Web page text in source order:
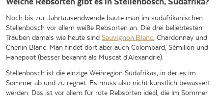
Noch bis zur Jahrtausendwende baute man im südafrikanischen
Stellenbosch vor allem weiße Rebsorten an. Die drei beliebtesten
Trauben damals wie heute sind Sauvignon Blanc, Chardonnay und
Chenin Blanc. Man findet dort aber auch Colombard, Sémillon und
Hanepoot (besser bekannt als Muscat d'Alexandrie).
Stellenbosch ist die einzige Weinregion Südafrikas, in der es im
Sommer ab und zu regnet. Es muss also nicht künstlich bewässert
werden. Das ist vor allem für rote Rebsorten ideal, die im Sommer